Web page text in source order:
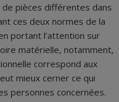
de pièces différentes dans
ces deux normes de la
portant l’attention sur
matérielle, notamment,
correspond aux
mieux cerner ce qui
personnes concernées.